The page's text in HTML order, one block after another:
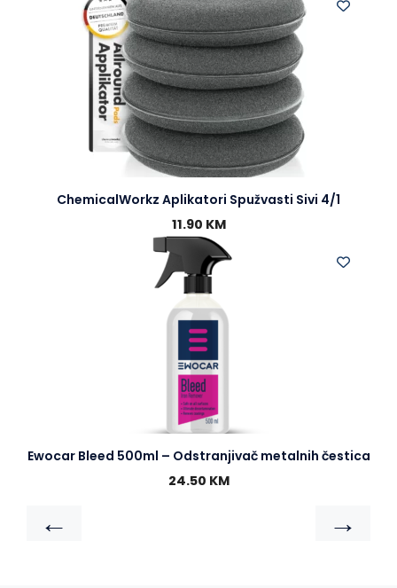
ChemicalWorkz Aplikatori Spužvasti Sivi 4/1
11.90 KM
Ewocar Bleed 500ml – Odstranjivač metalnih čestica
24.50 KM
← →